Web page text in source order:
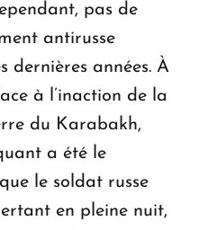
pas de
antirusse
dernières années. À
à l’inaction de la
du Karabakh,
a été le
le soldat russe
en pleine nuit,